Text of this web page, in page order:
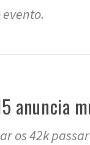
anuncia
os 42k